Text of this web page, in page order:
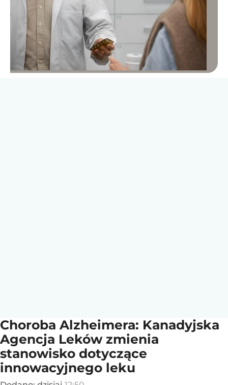
Choroba Alzheimera: Kanadyjska
Agencja Leków zmienia
stanowisko dotyczące
innowacyjnego leku